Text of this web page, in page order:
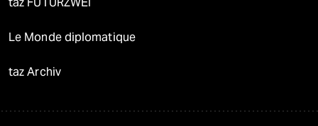
taz FUTURZWEI
Le Monde diplomatique
taz Archiv